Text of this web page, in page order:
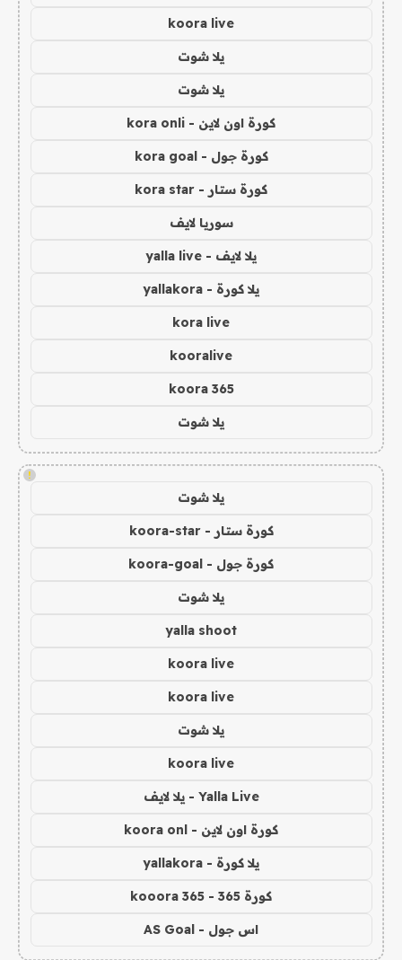
koora live
يلا شوت
يلا شوت
كورة اون لاين - kora onli
كورة جول - kora goal
كورة ستار - kora star
سوريا لايف
يلا لايف - yalla live
يلا كورة - yallakora
kora live
kooralive
koora 365
يلا شوت
!
يلا شوت
كورة ستار - koora-star
كورة جول - koora-goal
يلا شوت
yalla shoot
koora live
koora live
يلا شوت
koora live
Yalla Live - يلا لايف
كورة اون لاين - koora onl
يلا كورة - yallakora
كورة 365 - kooora 365
اس جول - AS Goal